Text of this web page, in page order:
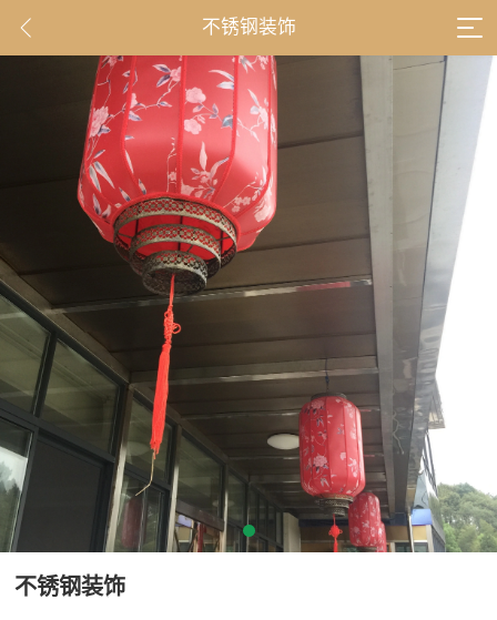
不锈钢装饰
不锈钢装饰